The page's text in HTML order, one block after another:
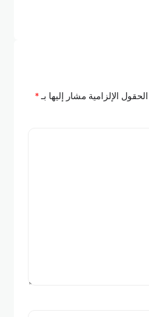
الحقول الإلزامية مشار إليها بـ*